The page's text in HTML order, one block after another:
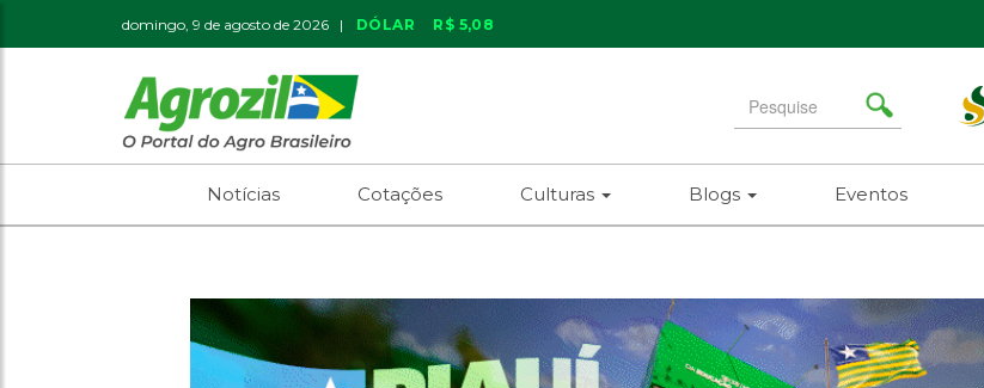
domingo, 9 de agosto de 2026 | DÓLAR R$ 5,08
Search
for
Notícias Cotações Culturas Blogs Eventos